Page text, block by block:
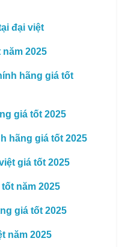
đại việt
2025
hãng giá tốt
giá tốt 2025
hãng giá tốt 2025
giá tốt 2025
năm 2025
giá tốt 2025
năm 2025